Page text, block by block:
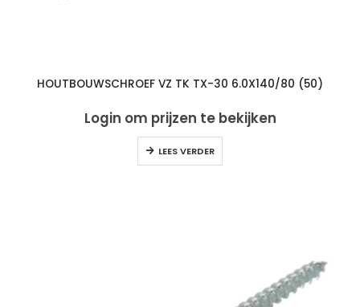
HOUTBOUWSCHROEF VZ TK TX-30 6.0X140/80 (50)
Login om prijzen te bekijken
LEES VERDER